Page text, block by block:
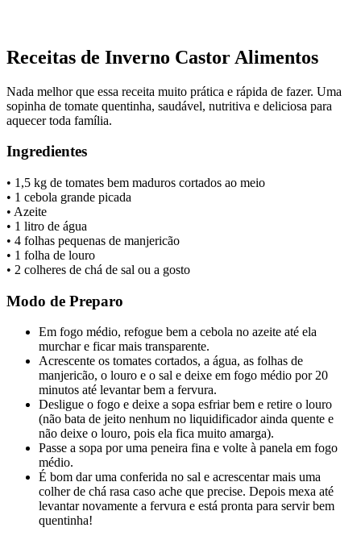
Receitas de Inverno Castor Alimentos
Nada melhor que essa receita muito prática e rápida de fazer. Uma
sopinha de tomate quentinha, saudável, nutritiva e deliciosa para
aquecer toda família.
Ingredientes
• 1,5 kg de tomates bem maduros cortados ao meio
• 1 cebola grande picada
• Azeite
• 1 litro de água
• 4 folhas pequenas de manjericão
• 1 folha de louro
• 2 colheres de chá de sal ou a gosto
Modo de Preparo
Em fogo médio, refogue bem a cebola no azeite até ela
murchar e ficar mais transparente.
Acrescente os tomates cortados, a água, as folhas de
manjericão, o louro e o sal e deixe em fogo médio por 20
minutos até levantar bem a fervura.
Desligue o fogo e deixe a sopa esfriar bem e retire o louro
(não bata de jeito nenhum no liquidificador ainda quente e
não deixe o louro, pois ela fica muito amarga).
Passe a sopa por uma peneira fina e volte à panela em fogo
médio.
É bom dar uma conferida no sal e acrescentar mais uma
colher de chá rasa caso ache que precise. Depois mexa até
levantar novamente a fervura e está pronta para servir bem
quentinha!